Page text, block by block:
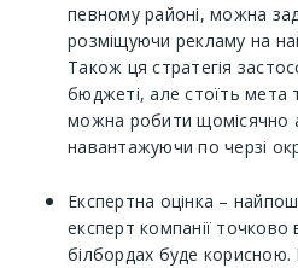
певному районі, можна
розміщуючи рекламу на
Також ця стратегія
бюджеті, але стоїть мета
можна робити щомісячно
навантажуючи по черзі
Експертна оцінка –
експерт компанії
білбордах буде